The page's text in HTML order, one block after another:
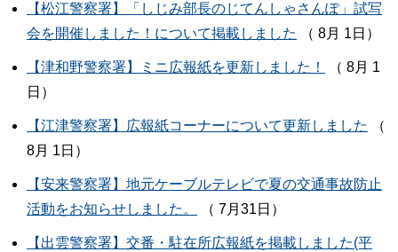
【松江警察署】「しじみ部長のじてんしゃさんぽ」試写
会を開催しました！について掲載しました
（ 8月 1日）
【津和野警察署】ミニ広報紙を更新しました！
（ 8月 1
日）
【江津警察署】広報紙コーナーについて更新しました
（
8月 1日）
【安来警察署】地元ケーブルテレビで夏の交通事故防止
活動をお知らせしました。
（ 7月31日）
【出雲警察署】交番・駐在所広報紙を掲載しました(平